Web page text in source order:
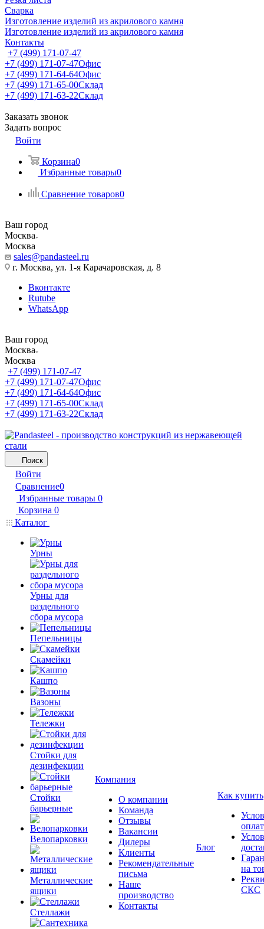
Сварка
Изготовление изделий из акрилового камня
Изготовление изделий из акрилового камня
Контакты
+7 (499) 171-07-47
+7 (499) 171-07-47Офис
+7 (499) 171-64-64Офис
+7 (499) 171-65-00Склад
+7 (499) 171-63-22Склад
Заказать звонок
Задать вопрос
Войти
Корзина0
Избранные товары0
Сравнение товаров0
Ваш город
Москва
Москва
sales@pandasteel.ru
г. Москва, ул. 1-я Карачаровская, д. 8
Вконтакте
Rutube
WhatsApp
Ваш город
Москва
Москва
+7 (499) 171-07-47
+7 (499) 171-07-47Офис
+7 (499) 171-64-64Офис
+7 (499) 171-65-00Склад
+7 (499) 171-63-22Склад
Поиск
Войти
Сравнение0
Избранные товары 0
Корзина 0
Каталог
Урны
Урны для
раздельного
сбора мусора
Пепельницы
Скамейки
Кашпо
Вазоны
Тележки
Стойки для
дезинфекции
Стойки
барьерные
Велопарковки
Металлические
ящики
Стеллажи
Компания
О компании
Команда
Отзывы
Вакансии
Дилеры
Клиенты
Рекомендательные
письма
Наше
производство
Контакты
Блог
Как купить
на
СКС